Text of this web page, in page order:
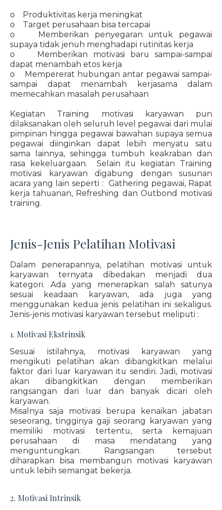
o Produktivitas kerja meningkat
o Target perusahaan bisa tercapai
o Memberikan penyegaran untuk pegawai
supaya tidak jenuh menghadapi rutinitas kerja
o Memberikan motivasi baru sampai-sampai
dapat menambah etos kerja
o Mempererat hubungan antar pegawai sampai-
sampai dapat menambah kerjasama dalam
memecahkan masalah perusahaan
Kegiatan Training motivasi karyawan pun
dilaksanakan oleh seluruh level pegawai dari mulai
pimpinan hingga pegawai bawahan supaya semua
pegawai diinginkan dapat lebih menyatu satu
sama lainnya, sehingga tumbuh keakraban dan
rasa kekeluargaan. Selain itu kegiatan Training
motivasi karyawan digabung dengan susunan
acara yang lain seperti : Gathering pegawai, Rapat
kerja tahuanan, Refreshing dan Outbond motivasi
training.
Jenis-Jenis Pelatihan Motivasi
Dalam penerapannya, pelatihan motivasi untuk
karyawan ternyata dibedakan menjadi dua
kategori. Ada yang menerapkan salah satunya
sesuai keadaan karyawan, ada juga yang
menggunakan kedua jenis pelatihan ini sekaligus.
Jenis-jenis motivasi karyawan tersebut meliputi :
1. Motivasi Ekstrinsik
Sesuai istilahnya, motivasi karyawan yang
mengikuti pelatihan akan dibangkitkan melalui
faktor dari luar karyawan itu sendiri. Jadi, motivasi
akan dibangkitkan dengan memberikan
rangsangan dari luar dan banyak dicari oleh
karyawan.
Misalnya saja motivasi berupa kenaikan jabatan
seseorang, tingginya gaji seorang karyawan yang
memiliki motivasi tertentu, serta kemajuan
perusahaan di masa mendatang yang
menguntungkan. Rangsangan tersebut
diharapkan bisa membangun motivasi karyawan
untuk lebih semangat bekerja.
2. Motivasi Intrinsik